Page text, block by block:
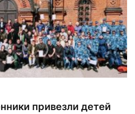
привезли детей